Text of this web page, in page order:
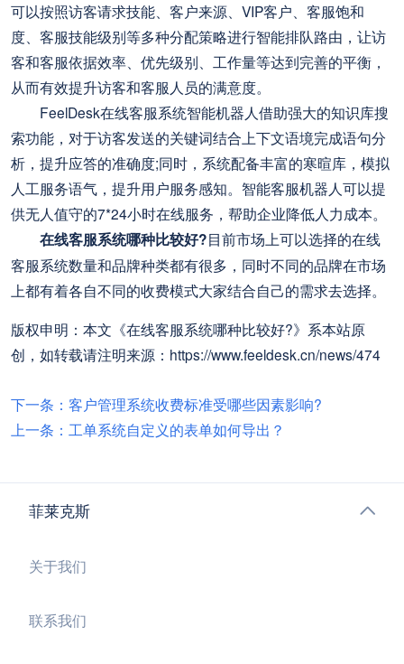
可以按照访客请求技能、客户来源、VIP客户、客服饱和
度、客服技能级别等多种分配策略进行智能排队路由，让访
客和客服依据效率、优先级别、工作量等达到完善的平衡，
从而有效提升访客和客服人员的满意度。
FeelDesk在线客服系统智能机器人借助强大的知识库搜
索功能，对于访客发送的关键词结合上下文语境完成语句分
析，提升应答的准确度;同时，系统配备丰富的寒暄库，模拟
人工服务语气，提升用户服务感知。智能客服机器人可以提
供无人值守的7*24小时在线服务，帮助企业降低人力成本。
在线客服系统哪种比较好?目前市场上可以选择的在线
客服系统数量和品牌种类都有很多，同时不同的品牌在市场
上都有着各自不同的收费模式大家结合自己的需求去选择。
版权申明：本文《在线客服系统哪种比较好?》系本站原
创，如转载请注明来源：https://www.feeldesk.cn/news/474
下一条：客户管理系统收费标准受哪些因素影响?
上一条：工单系统自定义的表单如何导出？
菲莱克斯
关于我们
联系我们